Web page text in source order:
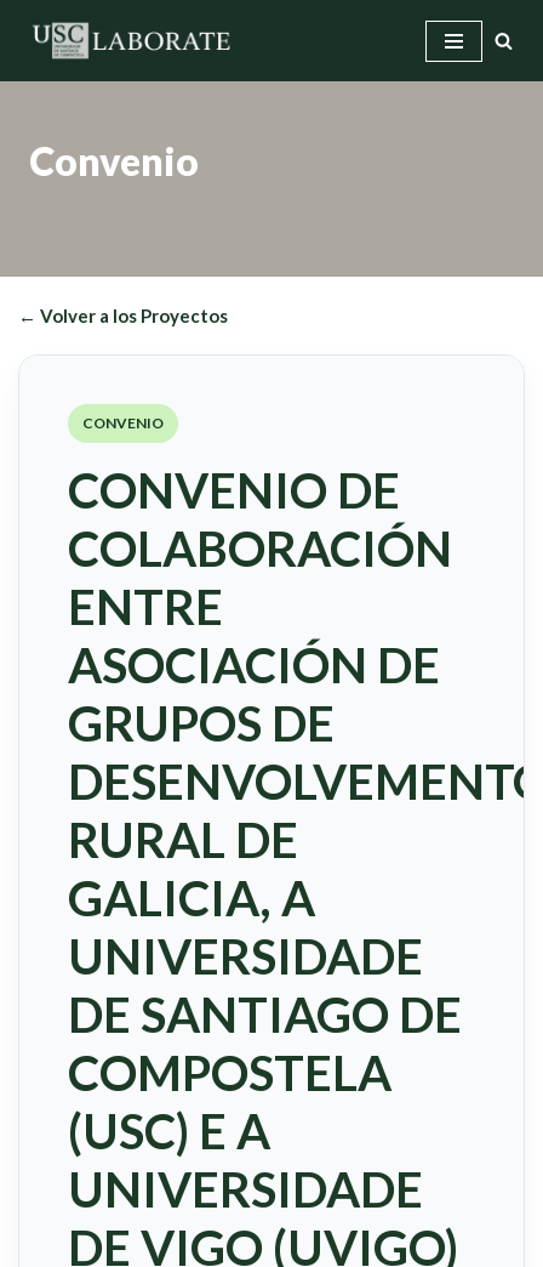
Saltar
Convenio
← Volver a los Proyectos
CONVENIO
CONVENIO DE
COLABORACIÓN
ENTRE
ASOCIACIÓN DE
GRUPOS DE
RURAL DE
GALICIA, A
UNIVERSIDADE
DE SANTIAGO DE
COMPOSTELA
(USC) E A
UNIVERSIDADE
DE VIGO (UVIGO)